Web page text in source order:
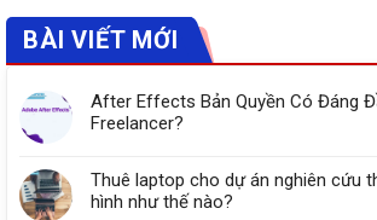
BÀI VIẾT MỚI
After Effects Bản Quyền Có Đáng
Freelancer?
Thuê laptop cho dự án nghiên cứu
hình như thế nào?